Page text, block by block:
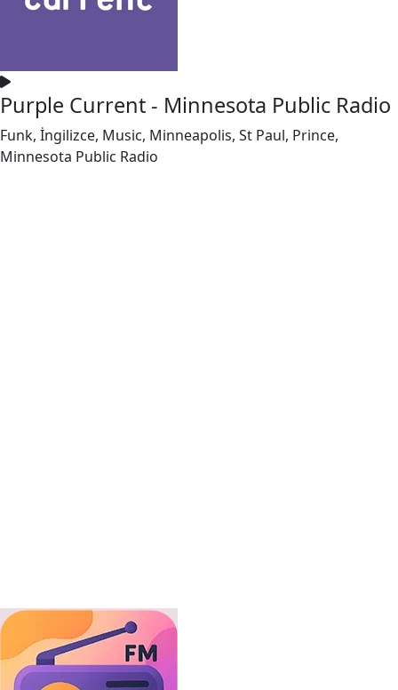
Purple Current - Minnesota Public Radio
Funk, İngilizce, Music, Minneapolis, St Paul, Prince,
Minnesota Public Radio